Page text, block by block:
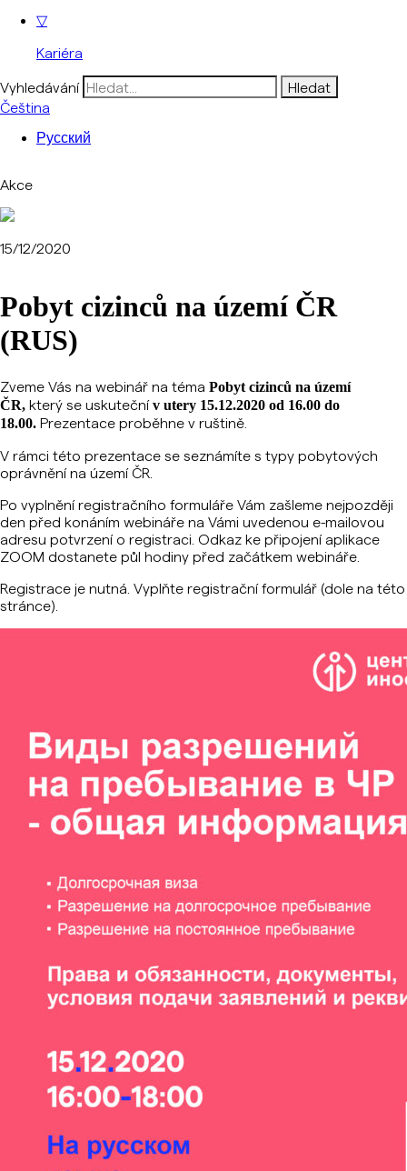
▽
Kariéra
Vyhledávání
Čeština
Русский
Akce
15/12/2020
Pobyt cizinců na území ČR
(RUS)
Zveme Vás na webinář na téma Pobyt cizinců na území
ČR, který se uskuteční v utery 15.12.2020 od 16.00 do
18.00. Prezentace proběhne v ruštině.
V rámci této prezentace se seznámíte s typy pobytových
oprávněnína území ČR
Po vyplnění registračního formuláře Vám zašleme nejpozději
den před konáním webináře na Vámi uvedenou e-mailovou
adresu potvrzení o registraci. Odkaz ke připojení aplikace
ZOOM dostanete půl hodiny před začátkem webináře.
Registrace je nutná. Vyplňte registrační formulář (dole na této
stránce).